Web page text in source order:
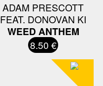
ADAM PRESCOTT
FEAT. DONOVAN KI
WEED ANTHEM
8.50 €